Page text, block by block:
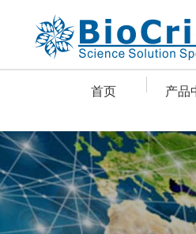
首页 产品